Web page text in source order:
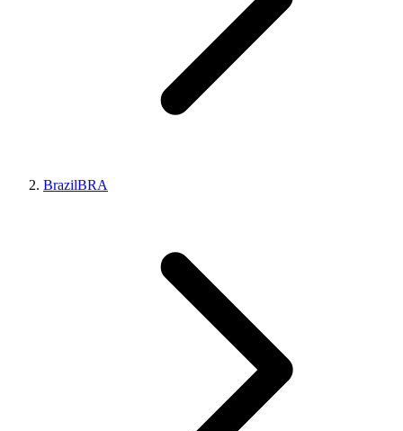
BrazilBRA